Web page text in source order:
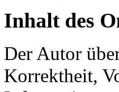
Inhalt des
Der Autor
Korrektheit,